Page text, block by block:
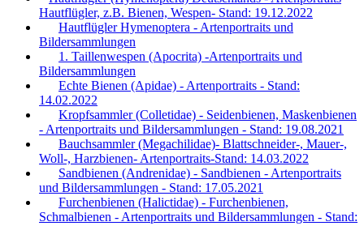
Hautflügler, z.B. Bienen, Wespen- Stand: 19.12.2022
Hautflügler Hymenoptera - Artenportraits und
Bildersammlungen
1. Taillenwespen (Apocrita) -Artenportraits und
Bildersammlungen
Echte Bienen (Apidae) - Artenportraits - Stand:
14.02.2022
Kropfsammler (Colletidae) - Seidenbienen, Maskenbienen
- Artenportraits und Bildersammlungen - Stand: 19.08.2021
Bauchsammler (Megachilidae)- Blattschneider-, Mauer-,
Woll-, Harzbienen- Artenportraits-Stand: 14.03.2022
Sandbienen (Andrenidae) - Sandbienen - Artenportraits
und Bildersammlungen - Stand: 17.05.2021
Furchenbienen (Halictidae) - Furchenbienen,
Schmalbienen - Artenportraits und Bildersammlungen - Stand: